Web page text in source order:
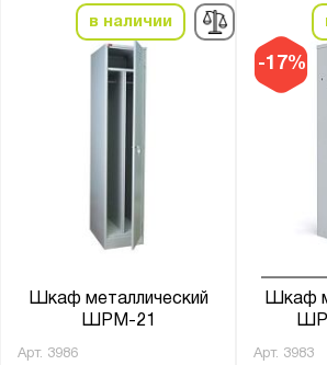
в наличии
Шкаф металлический
ШРМ-21
Арт. 3986
-17%
Шкаф
Арт. 3983